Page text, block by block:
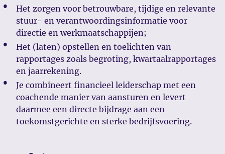
Het zorgen voor betrouwbare, tijdige en relevante
stuur- en verantwoordingsinformatie voor
directie en werkmaatschappijen;
Het (laten) opstellen en toelichten van
rapportages zoals begroting, kwartaalrapportages
en jaarrekening.
Je combineert financieel leiderschap met een
coachende manier van aansturen en levert
daarmee een directe bijdrage aan een
toekomstgerichte en sterke bedrijfsvoering.